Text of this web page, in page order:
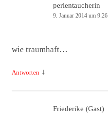
perlentaucherin
9. Januar 2014 um 9:26
wie traumhaft…
Antworten ↓
Friederike (Gast)